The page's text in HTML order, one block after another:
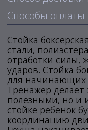
Способы оплаты
Стойка
стали,
отработки силы,
ударов. Стойка
для начинающих
Тренажер делает
полезными, но и
стойке ребенок
координацию